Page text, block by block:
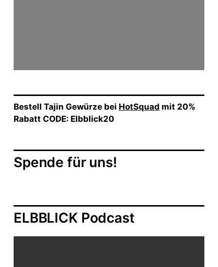
Bestell Tajin Gewürze bei HotSquad mit 20%
Rabatt CODE: Elbblick20
Spende für uns!
ELBBLICK Podcast